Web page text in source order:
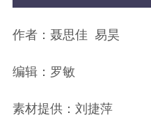
作者：聂思佳 易昊
编辑：罗敏
素材提供：刘捷萍